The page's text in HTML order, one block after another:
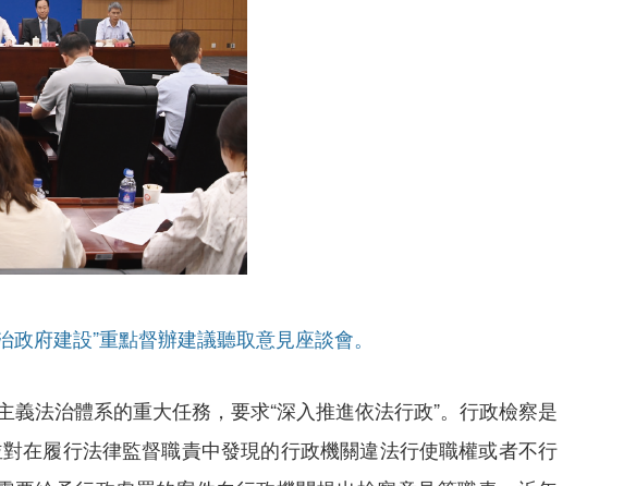
府建設”重點督辦建議聽取意見座談會。
法治體系的重大任務，要求“深入推進依法行政”。行政檢察是
在履行法律監督職責中發現的行政機關違法行使職權或者不行